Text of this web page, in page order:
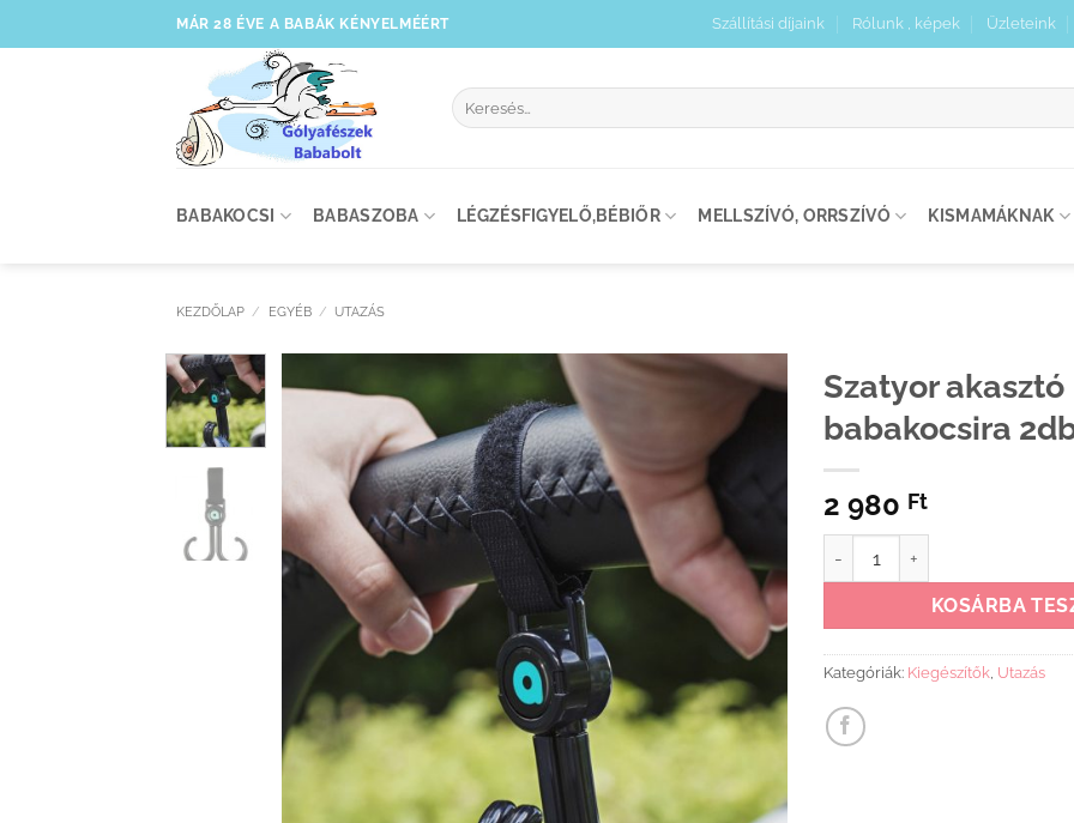
to
MÁR 28 ÉVE A BABÁK KÉNYELMÉÉRT Szállítási díjaink Rólunk , képek Üzleteink
Keresés
a
BABAKOCSI BABASZOBA LÉGZÉSFIGYELŐ,BÉBIŐR MELLSZÍVÓ, ORRSZÍVÓ KISMAMÁKNAK
KEZDŐLAP / EGYÉB / UTAZÁS
Kedvenceimhez
adom
Szatyor akasztó
babakocsira
2 980 Ft
KOSÁRBA
Kategóriák: Kiegészítők Utazás